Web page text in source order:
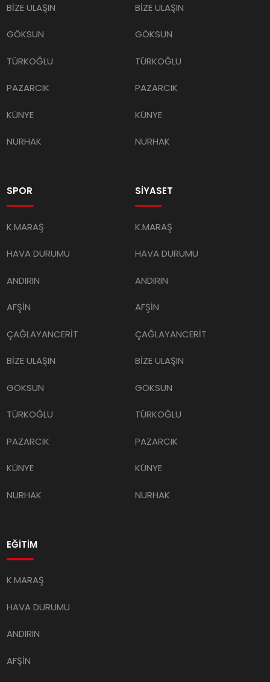
BİZE ULAŞIN
GÖKSUN
TÜRKOĞLU
PAZARCIK
KÜNYE
NURHAK
BİZE ULAŞIN
GÖKSUN
TÜRKOĞLU
PAZARCIK
KÜNYE
NURHAK
SPOR
K.MARAŞ
HAVA DURUMU
ANDIRIN
AFŞİN
ÇAĞLAYANCERİT
BİZE ULAŞIN
GÖKSUN
TÜRKOĞLU
PAZARCIK
KÜNYE
NURHAK
SİYASET
K.MARAŞ
HAVA DURUMU
ANDIRIN
AFŞİN
ÇAĞLAYANCERİT
BİZE ULAŞIN
GÖKSUN
TÜRKOĞLU
PAZARCIK
KÜNYE
NURHAK
EĞİTİM
K.MARAŞ
HAVA DURUMU
ANDIRIN
AFŞİN